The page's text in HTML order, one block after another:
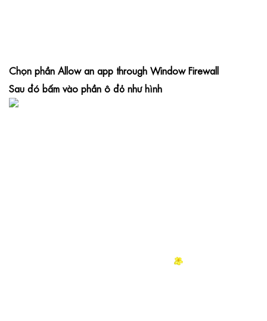
Chọn phần Allow an app through Window Firewall
Sau đó bấm vào phần ô đỏ như hình